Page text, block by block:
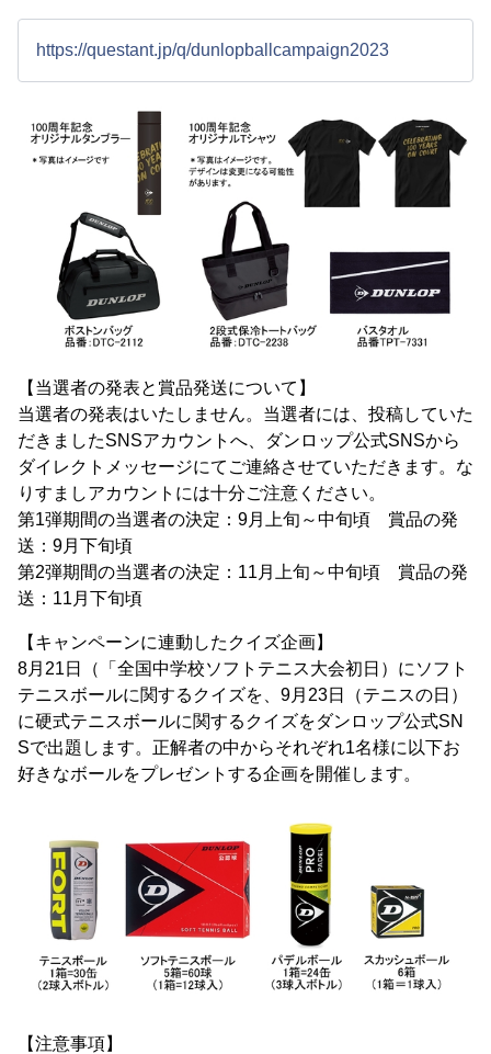
https://questant.jp/q/dunlopballcampaign2023
【当選者の発表と賞品発送について】
当選者の発表はいたしません。当選者には、投稿していた
だきましたSNSアカウントへ、ダンロップ公式SNSから
ダイレクトメッセージにてご連絡させていただきます。な
りすましアカウントには十分ご注意ください。
第1弾期間の当選者の決定：9月上旬～中旬頃 賞品の発
送：9月下旬頃
第2弾期間の当選者の決定：11月上旬～中旬頃 賞品の発
送：11月下旬頃
【キャンペーンに連動したクイズ企画】
8月21日（「全国中学校ソフトテニス大会初日）にソフト
テニスボールに関するクイズを、9月23日（テニスの日）
に硬式テニスボールに関するクイズをダンロップ公式SN
Sで出題します。正解者の中からそれぞれ1名様に以下お
好きなボールをプレゼントする企画を開催します。
【注意事項】